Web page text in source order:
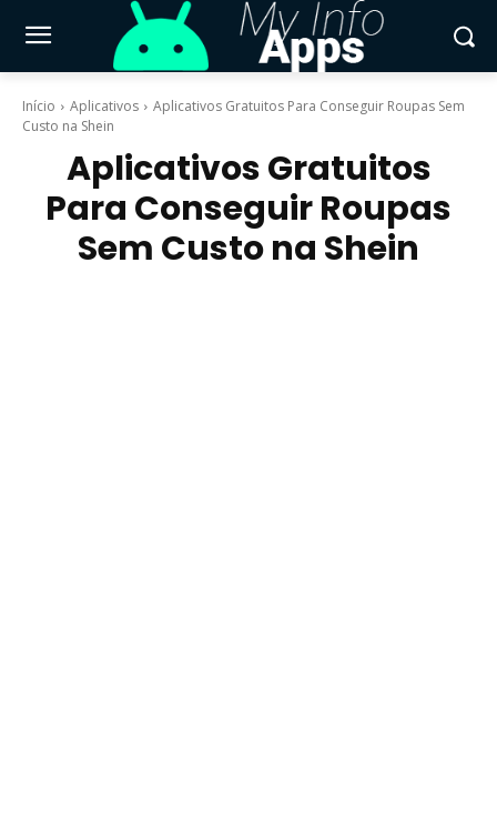
Início Aplicativos
Aplicativos Gratuitos Para Conseguir Roupas Sem
Custo na Shein
Aplicativos Gratuitos
Para Conseguir Roupas
Sem Custo na Shein